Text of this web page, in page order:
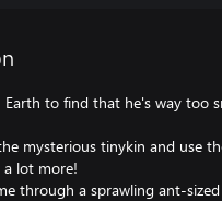
to find that he's way too
mysterious tinykin and use
a lot more!
through a sprawling ant-